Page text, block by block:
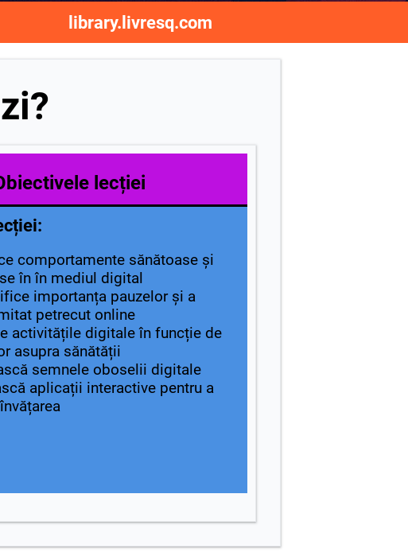
library.livresq.com
lecției
comportamente sănătoase și
în în mediul digital
importanța pauzelor și a
petrecut online
activitățile digitale în funcție de
asupra sănătății
semnele oboselii digitale
aplicații interactive pentru a